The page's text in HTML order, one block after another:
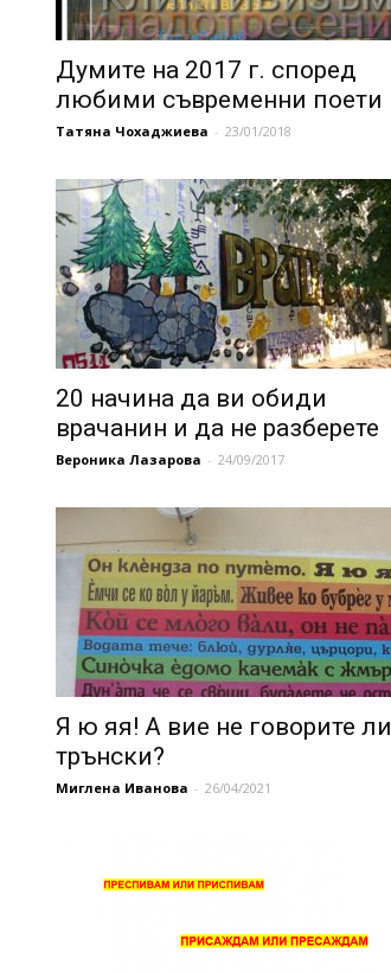
Думите на 2017 г. според
любими съвременни поети
Татяна Чохаджиева - 23/01/2018
20 начина да ви обиди
врачанин и да не разберете
Вероника Лазарова - 24/09/2017
Я ю яя! А вие не говорите ли
трънски?
Миглена Иванова - 26/04/2021